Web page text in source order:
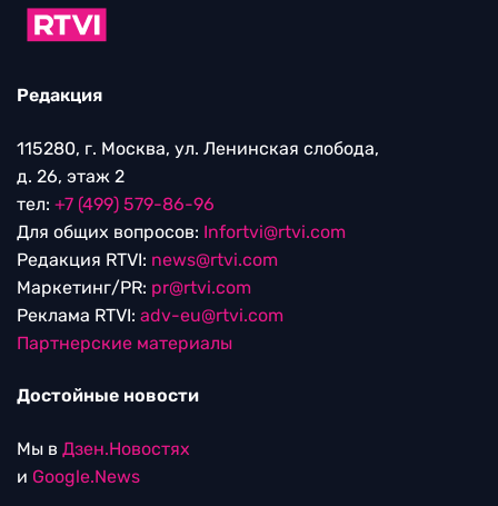
Редакция
115280, г. Москва, ул. Ленинская слобода,
д. 26, этаж 2
тел: +7 (499) 579-86-96
Для общих вопросов: Infortvi@rtvi.com
Редакция RTVI: news@rtvi.com
Маркетинг/PR: pr@rtvi.com
Реклама RTVI: adv-eu@rtvi.com
Партнерские материалы
Достойные новости
Мы в Дзен.Новостях
и Google.News